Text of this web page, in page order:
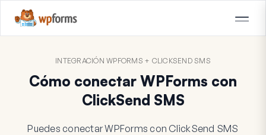
INTEGRACIÓN WPFORMS + CLICKSEND SMS
Cómo conectar WPForms con
ClickSend SMS
Puedes conectar WPForms con ClickSend SMS